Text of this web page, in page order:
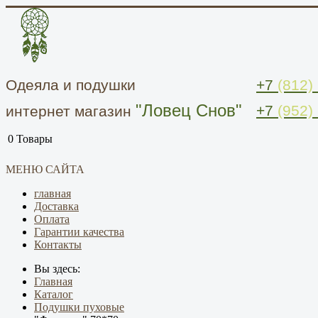
Одеяла и подушки
интернет магазин "Ловец Снов"
+7 (812)
+7 (952)
0 Товары
МЕНЮ САЙТА
главная
Доставка
Оплата
Гарантии качества
Контакты
Вы здесь:
Главная
Каталог
Подушки пуховые